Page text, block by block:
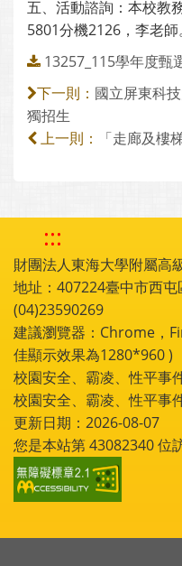
五、活動諮詢：本校教
5801分機2126，李老師。
13257_115學年度甄
下一則： 國立屏東科
獨招生
上一則：
「走廊及樓
:::
財團法人東海大學附屬高
地址：407224臺中市西屯
(04)23590269
建議瀏覽器：Chrome，
佳顯示效果為1280*960 )
校園安全、霸凌、性平事
校園安全、霸凌、性平
更新日期：2026-08-07
您是本站第43082340位